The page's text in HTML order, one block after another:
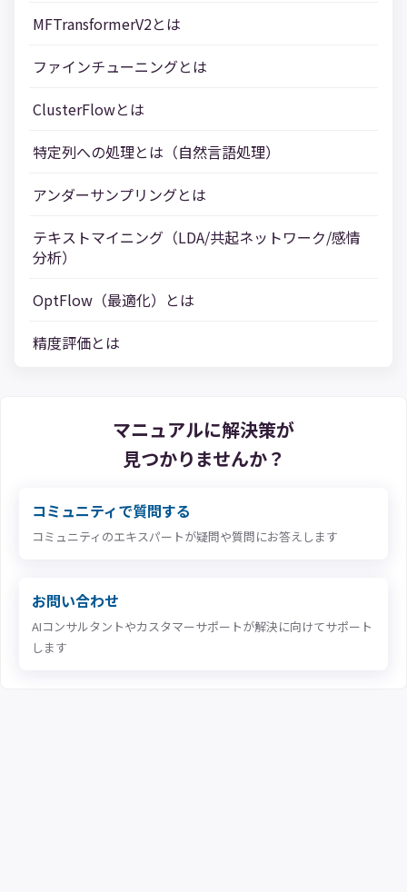
MFTransformerV2とは
ファインチューニングとは
ClusterFlowとは
特定列への処理とは（自然言語処理）
アンダーサンプリングとは
テキストマイニング（LDA/共起ネットワーク/感情
分析）
OptFlow（最適化）とは
精度評価とは
マニュアルに解決策が
見つかりませんか？
コミュニティで質問する
コミュニティのエキスパートが疑問や質問にお答えします
お問い合わせ
AIコンサルタントやカスタマーサポートが解決に向けてサポート
します